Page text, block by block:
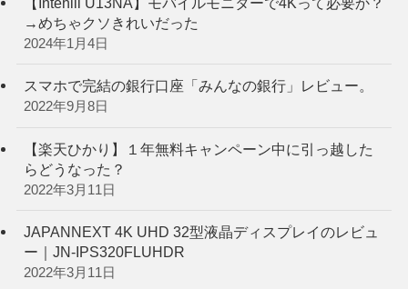
→めちゃクソきれいだった
2024年1月4日
スマホで完結の銀行口座「みんなの銀行」レビュー。
2022年9月8日
【楽天ひかり】１年無料キャンペーン中に引っ越した
らどうなった？
2022年3月11日
JAPANNEXT 4K UHD 32型液晶ディスプレイのレビュ
ー｜JN-IPS320FLUHDR
2022年3月11日